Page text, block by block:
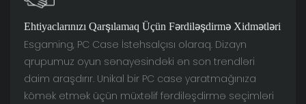
Ehtiyaclarınızı Qarşılamaq Üçün Fərdiləşdirmə Xidmətləri
Esgaming, PC Case İstehsalçısı olaraq. Dizayn
qrupumuz oyun sənayesindəki ən son trendləri
daim araşdırır. Unikal bir PC case yaratmağınıza
kömək etmək üçün müxtəlif fərdiləşdirmə seçimləri